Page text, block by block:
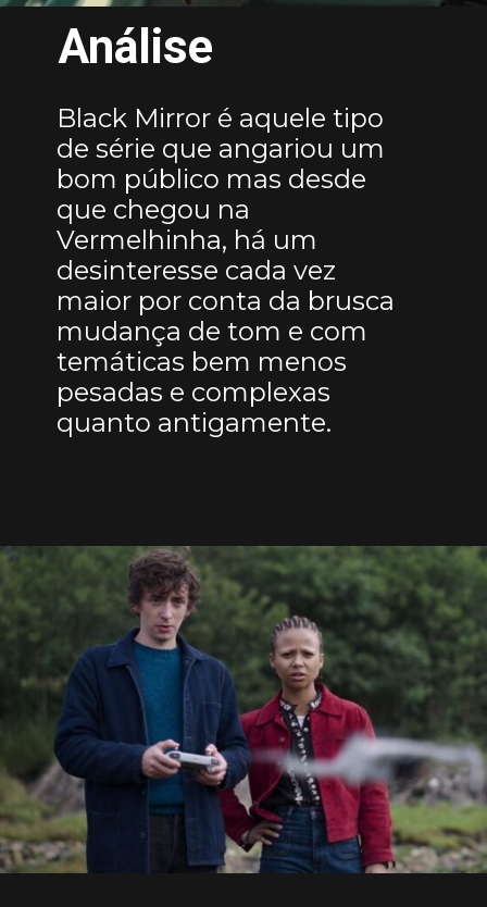
Black Mirror é aquele tipo
de série que angariou um
bom público mas desde
que chegou na
Vermelhinha, há um
desinteresse cada vez
maior por conta da brusca
mudança de tom e com
temáticas bem menos
pesadas e complexas
quanto antigamente.
Análise